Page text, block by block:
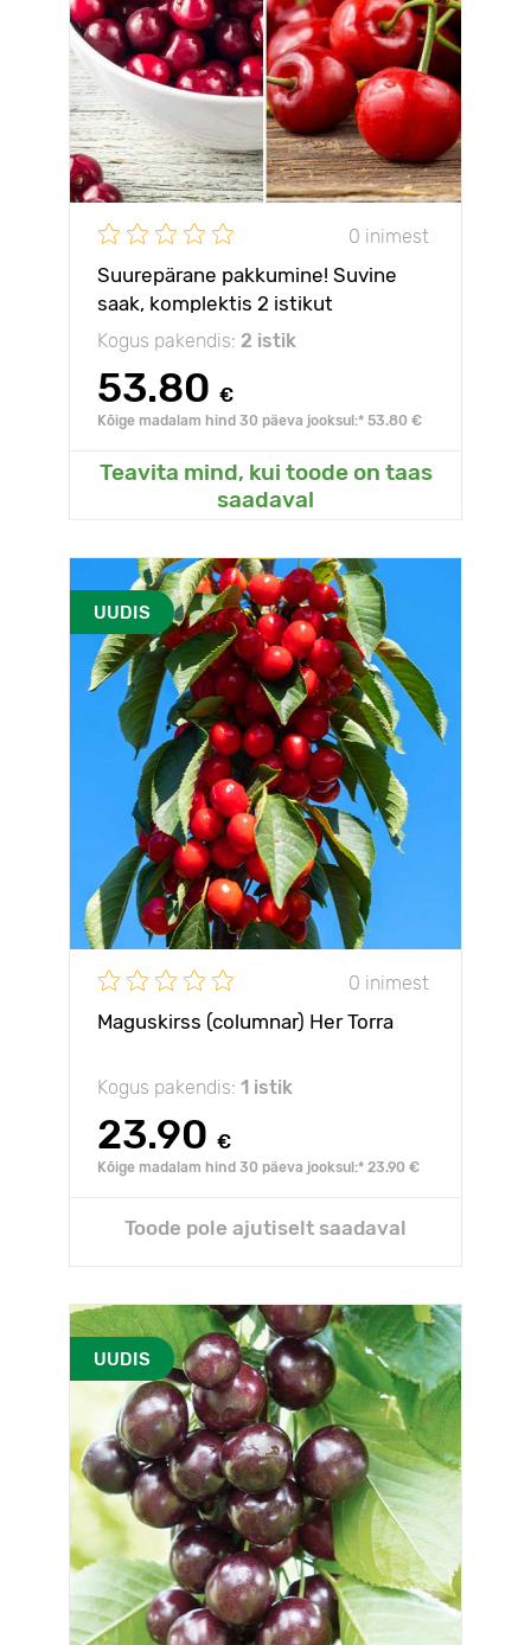
0 inimest
Suurepärane pakkumine! Suvine
saak, komplektis 2 istikut
Kogus pakendis: 2 istik
53.80 €
Kõige madalam hind 30 päeva jooksul:* 53.80 €
Teavita mind, kui toode on taas
saadaval
UUDIS
0 inimest
Maguskirss (columnar) Her Torra
Kogus pakendis: 1 istik
23.90 €
Kõige madalam hind 30 päeva jooksul:* 23.90 €
Toode pole ajutiselt saadaval
UUDIS